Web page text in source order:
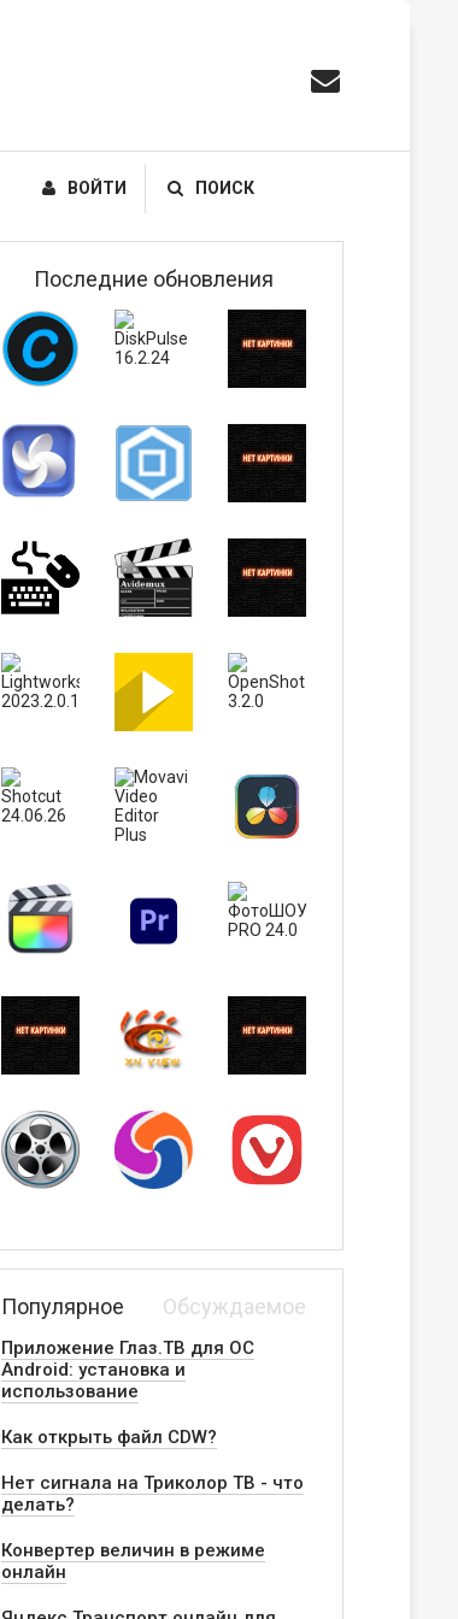
ВОЙТИ ПОИСК
Последние обновления
Популярное Обсуждаемое
Приложение Глаз.ТВ для ОС
Android: установка и
использование
Как открыть файл CDW?
Нет сигнала на Триколор ТВ - что
делать?
Конвертер величин в режиме
онлайн